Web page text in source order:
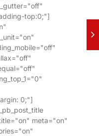
top:0;"]
0;"]
meta="on"